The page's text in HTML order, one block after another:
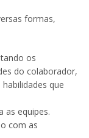
formas,
os
do colaborador,
que
as equipes.
com as